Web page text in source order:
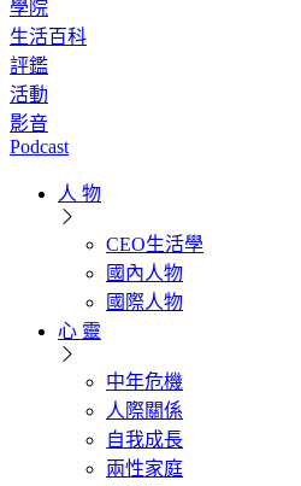
學院
生活百科
評鑑
活動
影音
Podcast
人 物
CEO生活學
國內人物
國際人物
心 靈
中年危機
人際關係
自我成長
兩性家庭